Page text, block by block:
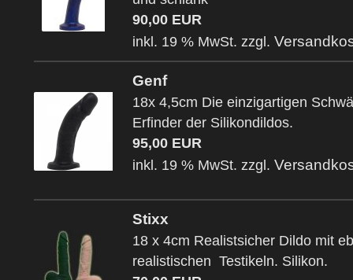
90,00 EUR
inkl. 19 % MwSt. zzgl.
Genf
18x 4,5cm Die einzigartigen
Erfinder der Silikondildos.
95,00 EUR
inkl. 19 % MwSt. zzgl.
Stixx
18 x 4cm Realistsicher Dildo mit
realistischen Testikeln. Silikon.